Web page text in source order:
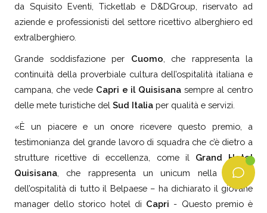
da Squisito Eventi, Ticketlab e D&DGroup, riservato ad
aziende e professionisti del settore ricettivo alberghiero ed
extralberghiero.
Grande soddisfazione per Cuomo , che rappresenta la
continuità della proverbiale cultura dell’ospitalità italiana e
campana, che vede Capri e il Quisisanasempre al centro
delle mete turistiche del Sud Italia per qualità e servizi.
«È un piacere e un onore ricevere questo premio, a
testimonianza del grande lavoro di squadra che c’è dietro a
strutture ricettive di eccellenza, come il Grand Hotel
Quisisana , che rappresenta un unicum nella cultura
dell’ospitalità di tutto il Belpaese – ha dichiarato il giovane
manager dello storico hotel di Capri - Questo premio è